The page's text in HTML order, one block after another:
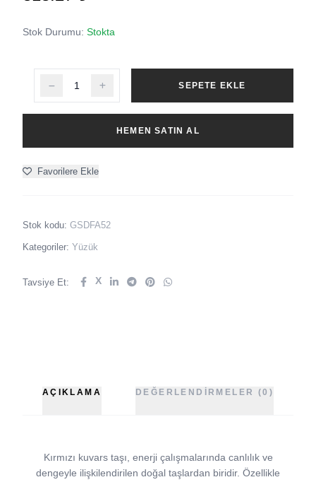
Stok Durumu: Stokta
SEPETE EKLE
HEMEN SATIN AL
Favorilere Ekle
Stok kodu: GSDFA52
Kategoriler: Yüzük
Tavsiye Et: X
AÇIKLAMA DEĞERLENDIRMELER (0)
Kırmızı kuvars taşı, enerji çalışmalarında canlılık ve
dengeyle ilişkilendirilen doğal taşlardan biridir. Özellikle